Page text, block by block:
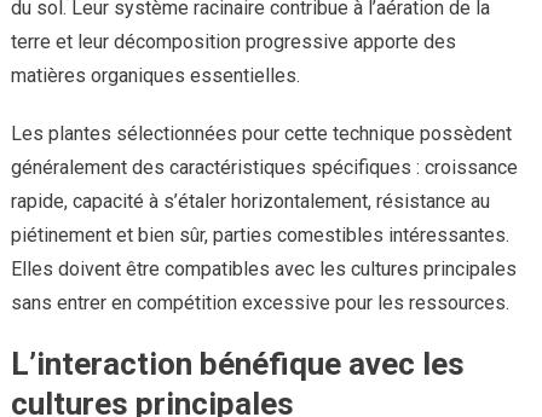
du sol. Leur système racinaire contribue à l’aération de la
terre et leur décomposition progressive apporte des
matières organiques essentielles.
Les plantes sélectionnées pour cette technique possèdent
généralement des caractéristiques spécifiques : croissance
rapide, capacité à s’étaler horizontalement, résistance au
piétinement et bien sûr, parties comestibles intéressantes.
Elles doivent être compatibles avec les cultures principales
sans entrer en compétition excessive pour les ressources.
L’interaction bénéfique avec les
cultures principales